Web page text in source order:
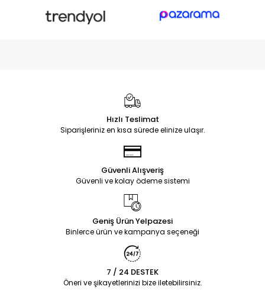
Hızlı Teslimat
Siparişleriniz en kısa sürede elinize ulaşır.
Güvenli Alışveriş
Güvenli ve kolay ödeme sistemi
Geniş Ürün Yelpazesi
Binlerce ürün ve kampanya seçeneği
7 / 24 DESTEK
Öneri ve şikayetlerinizi bize iletebilirsiniz.